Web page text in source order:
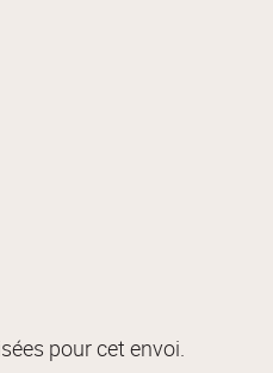
pour cet envoi.